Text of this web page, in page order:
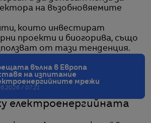
на възобновяемите
които инвестират
проекти и биогорива, също
от тази тенденция.
вълна в Европа
на изпитание
мрежи
/ 07:21
електроенергийната